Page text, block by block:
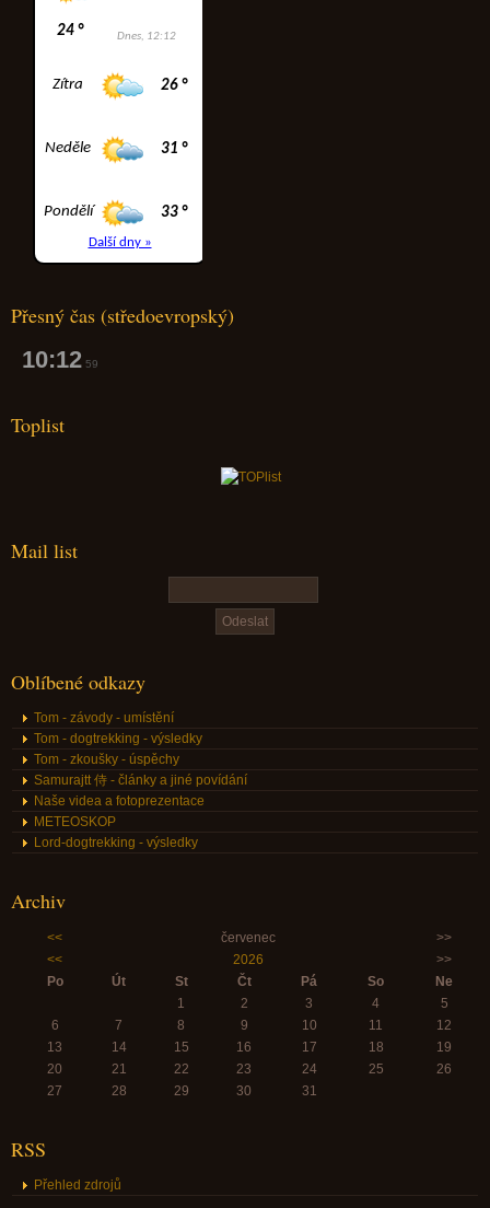
Přesný čas (středoevropský)
10:13 00
Toplist
Mail list
Oblíbené odkazy
Tom - závody - umístění
Tom - dogtrekking - výsledky
Tom - zkoušky - úspěchy
Samurajtt 侍 - články a jiné povídání
Naše videa a fotoprezentace
METEOSKOP
Lord-dogtrekking - výsledky
Archiv
<< červenec
>>
<<
2026
>>
Po
Út St Čt Pá So
Ne
1
2 3 4
5
6
7 8 9 10 11
12
13
14 15 16 17 18
19
20
21 22 23 24 25
26
27
28 29 30 31
RSS
Přehled zdrojů